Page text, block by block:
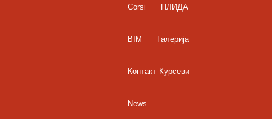
Corsi ПЛИДА
BIM Галерија
Контакт Курсеви
News